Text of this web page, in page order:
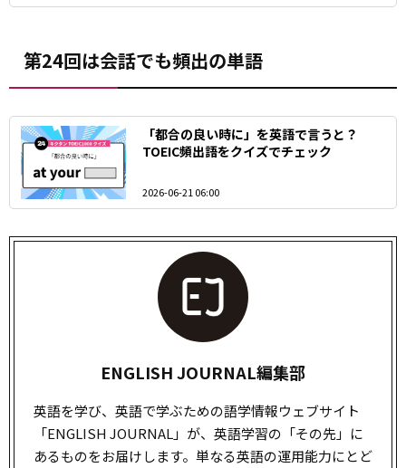
第24回は会話でも頻出の単語
「都合の良い時に」を英語で言うと？
TOEIC頻出語をクイズでチェック
2026-06-21 06:00
ENGLISH JOURNAL編集部
英語を学び、英語で学ぶための語学情報ウェブサイト
「ENGLISH JOURNAL」が、英語学習の「その先」に
あるものをお届けします。単なる英語の運用能力にとど